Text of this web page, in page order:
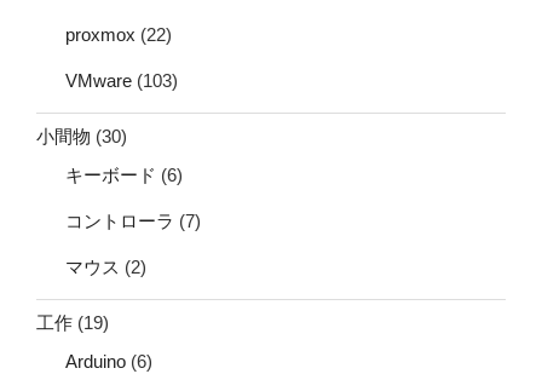
proxmox (22)
VMware (103)
小間物 (30)
キーボード (6)
コントローラ (7)
マウス (2)
工作 (19)
Arduino (6)